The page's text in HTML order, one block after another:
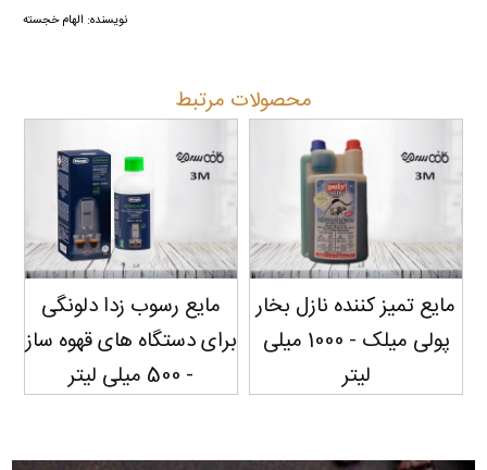
نویسنده: الهام خجسته
محصولات مرتبط
مایع تمیز کننده نازل بخار
پولی میلک - 1000 میلی
لیتر
مایع رسوب زدا دلونگی
برای دستگاه های قهوه ساز
- 500 میلی لیتر